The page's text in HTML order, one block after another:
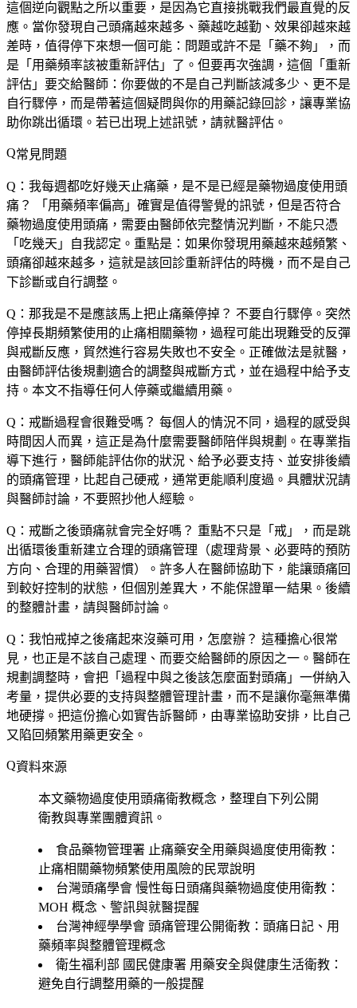
這個逆向觀點之所以重要，是因為它直接挑戰我們最直覺的反
應。當你發現自己頭痛越來越多、藥越吃越勤、效果卻越來越
差時，值得停下來想一個可能：問題或許不是「藥不夠」，而
是「用藥頻率該被重新評估」了。但要再次強調，這個「重新
評估」要交給醫師：你要做的不是自己判斷該減多少、更不是
自行驟停，而是帶著這個疑問與你的用藥記錄回診，讓專業協
助你跳出循環。若已出現上述訊號，請就醫評估。
常見問題
Q：我每週都吃好幾天止痛藥，是不是已經是藥物過度使用頭
痛？
「用藥頻率偏高」確實是值得警覺的訊號，但是否符合
藥物過度使用頭痛，需要由醫師依完整情況判斷，不能只憑
「吃幾天」自我認定。重點是：如果你發現用藥越來越頻繁、
頭痛卻越來越多，這就是該回診重新評估的時機，而不是自己
下診斷或自行調整。
Q：那我是不是應該馬上把止痛藥停掉？ 不要自行驟停。突然
停掉長期頻繁使用的止痛相關藥物，過程可能出現難受的反彈
與戒斷反應，貿然進行容易失敗也不安全。正確做法是就醫，
由醫師評估後規劃適合的調整與戒斷方式，並在過程中給予支
持。本文不指導任何人停藥或繼續用藥。
Q：戒斷過程會很難受嗎？ 每個人的情況不同，過程的感受與
時間因人而異，這正是為什麼需要醫師陪伴與規劃。在專業指
導下進行，醫師能評估你的狀況、給予必要支持、並安排後續
的頭痛管理，比起自己硬戒，通常更能順利度過。具體狀況請
與醫師討論，不要照抄他人經驗。
Q：戒斷之後頭痛就會完全好嗎？ 重點不只是「戒」，而是跳
出循環後重新建立合理的頭痛管理（處理背景、必要時的預防
方向、合理的用藥習慣）。許多人在醫師協助下，能讓頭痛回
到較好控制的狀態，但個別差異大，不能保證單一結果。後續
的整體計畫，請與醫師討論。
Q：我怕戒掉之後痛起來沒藥可用，怎麼辦？ 這種擔心很常
見，也正是不該自己處理、而要交給醫師的原因之一。醫師在
規劃調整時，會把「過程中與之後該怎麼面對頭痛」一併納入
考量，提供必要的支持與整體管理計畫，而不是讓你毫無準備
地硬撐。把這份擔心如實告訴醫師，由專業協助安排，比自己
又陷回頻繁用藥更安全。
資料來源
本文藥物過度使用頭痛衛教概念，整理自下列公開
衛教與專業團體資訊。
食品藥物管理署 止痛藥安全用藥與過度使用衛教 ：
止痛相關藥物頻繁使用風險的民眾說明
台灣頭痛學會 慢性每日頭痛與藥物過度使用衛教 ：
MOH 概念、警訊與就醫提醒
台灣神經學學會 頭痛管理公開衛教 ：頭痛日記、用
藥頻率與整體管理概念
衛生福利部 國民健康署 用藥安全與健康生活衛教 ：
避免自行調整用藥的一般提醒